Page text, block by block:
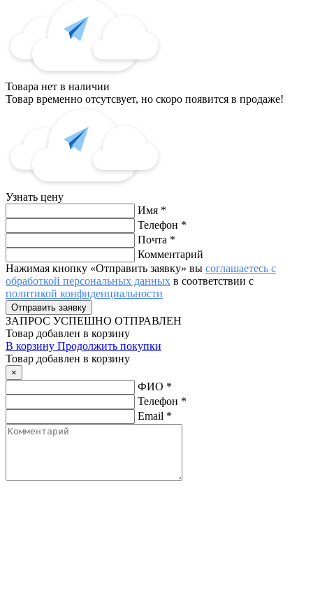
Товара нет в наличии
Товар временно отсутсвует, но скоро появится в продаже!
Узнать цену
Имя *
Телефон *
Почта *
Комментарий
Нажимая кнопку «Отправить заявку» вы соглашаетесь с
обработкой персональных данных в соответствии с
политикой конфиденциальности
ЗАПРОС УСПЕШНО ОТПРАВЛЕН
Товар добавлен в корзину
В корзину Продолжить покупки
Товар добавлен в корзину
×
ФИО *
Телефон *
Email *